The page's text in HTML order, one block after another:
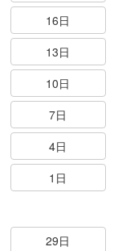
16日
13日
10日
7日
4日
1日
29日